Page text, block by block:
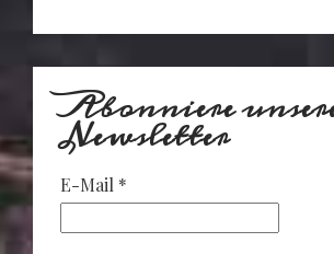
Abonniere
Newsletter
E-Mail *